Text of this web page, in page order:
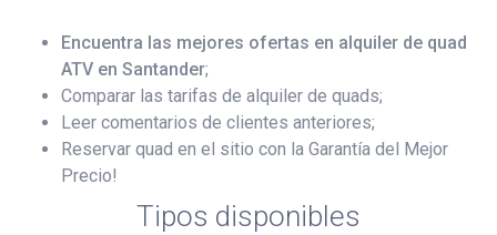
Encuentra las mejores ofertas en alquiler de quad
ATV en Santander;
Comparar las tarifas de alquiler de quads;
Leer comentarios de clientes anteriores;
Reservar quad en el sitio con la Garantía del Mejor
Precio!
Tipos disponibles